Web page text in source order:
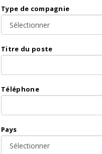
Type de compagnie
Titre du poste
Téléphone
Pays